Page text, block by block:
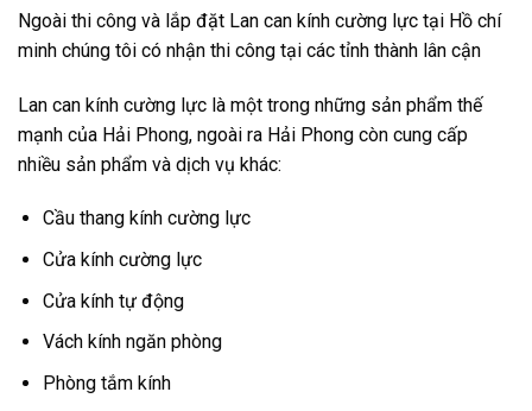
Ngoài thi công và lắp đặt Lan can kính cường lực tại Hồ chí
minh chúng tôi có nhận thi công tại các tỉnh thành lân cận
Lan can kính cường lực là một trong những sản phẩm thế
mạnh của Hải Phong, ngoài ra Hải Phong còn cung cấp
nhiều sản phẩm và dịch vụ khác:
Cầu thang kính cường lực
Cửa kính cường lực
Cửa kính tự động
Vách kính ngăn phòng
Phòng tắm kính